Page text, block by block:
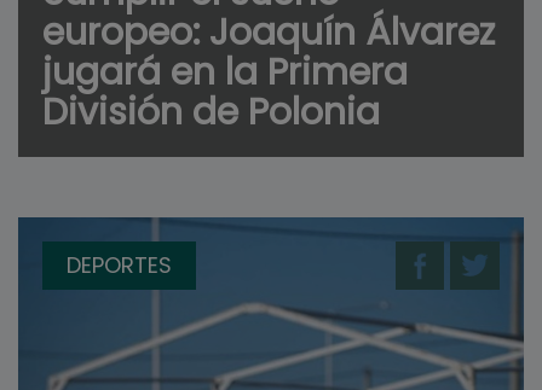
europeo: Joaquín Álvarez
jugará en la Primera
División de Polonia
DEPORTES